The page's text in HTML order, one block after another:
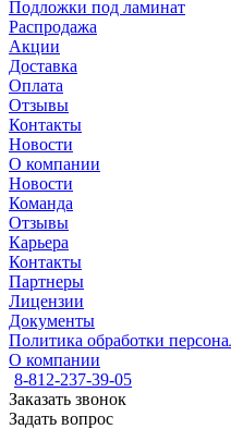
Подложки под ламинат
Распродажа
Акции
Доставка
Оплата
Отзывы
Контакты
Новости
О компании
Новости
Команда
Отзывы
Карьера
Контакты
Партнеры
Лицензии
Документы
Политика обработки
О компании
8-812-237-39-05
Заказать звонок
Задать вопрос